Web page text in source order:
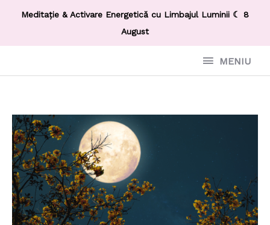
Meditație & Activare Energetică cu Limbajul Luminii ☾ 8
August
MENIU